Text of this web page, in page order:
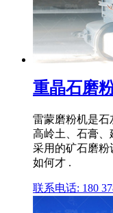
重晶石磨
雷蒙磨粉机是石
高岭土、石膏、
采用的矿石磨粉
如何才 .
联系电话: 180